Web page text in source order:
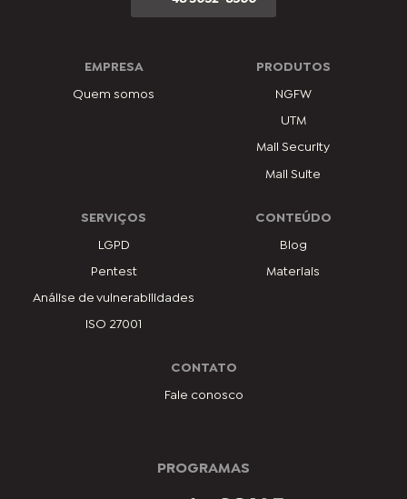
EMPRESA
Quem somos
PRODUTOS
NGFW
UTM
Mail Security
Mail Suite
SERVIÇOS
LGPD
Pentest
Análise de vulnerabilidades
ISO 27001
CONTEÚDO
Blog
Materiais
CONTATO
Fale conosco
PROGRAMAS